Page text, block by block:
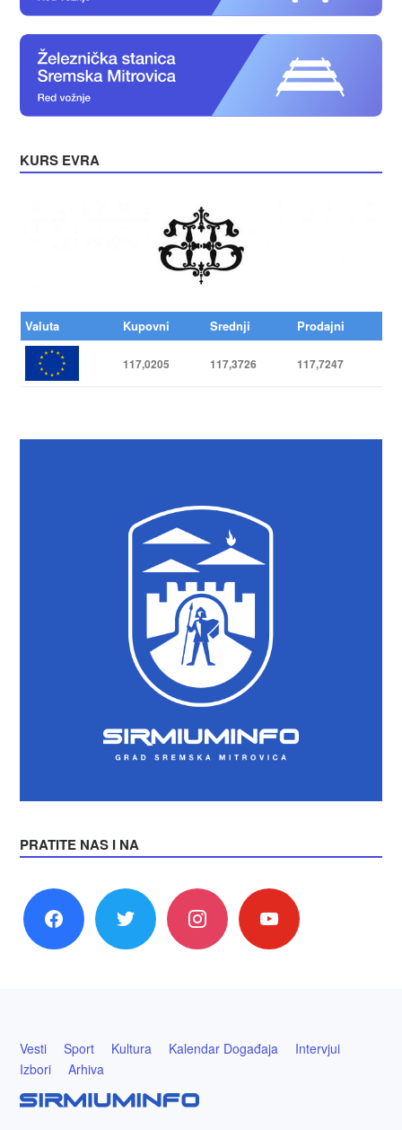
KURS EVRA
Valuta Kupovni Srednji Prodajni
117,0205 117,3726 117,7247
PRATITE NAS I NA
facebook twitter instagram youtube
Vesti Sport Kultura Kalendar Događaja
Intervjui
Izbori
Arhiva